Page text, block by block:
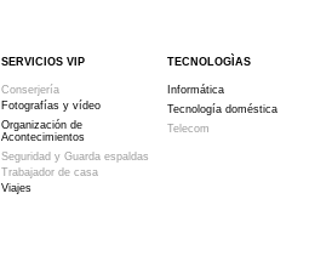
SERVICIOS VIP
Conserjería
Fotografías y vídeo
Organización de
Acontecimientos
Seguridad y Guarda espaldas
Trabajador de casa
Viajes
TECNOLOGÌAS
Informática
Tecnología doméstica
Telecom